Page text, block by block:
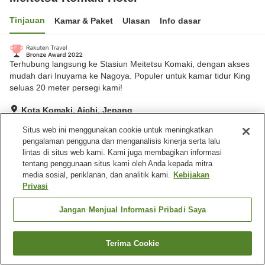
Tinjauan Kamar & Paket Ulasan Info dasar
Terhubung langsung ke Stasiun Meitetsu Komaki, dengan akses
mudah dari Inuyama ke Nagoya. Populer untuk kamar tidur King
seluas 20 meter persegi kami!
Kota Komaki, Aichi, Jepang
Sangat baik Ulasan:538
Fasilitas properti
Tempat parkir
Gym / Klub kebugaran
Kolam renang
Cari kamar
Situs web ini menggunakan cookie untuk meningkatkan
pengalaman pengguna dan menganalisis kinerja serta lalu
lintas di situs web kami. Kami juga membagikan informasi
tentang penggunaan situs kami oleh Anda kepada mitra
media sosial, periklanan, dan analitik kami. Kebijakan
Privasi
Jangan Menjual Informasi Pribadi Saya
Terima Cookie